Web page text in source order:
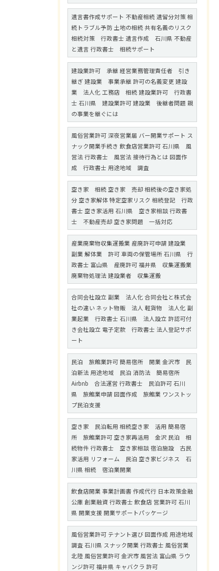
遺言書作成サポート 不動産相続 遺留分対策 相
続トラブル予防 土地の相続 共有名義のリスク
相続対策 行政書士 遺言作成 石川県 不動産
と遺言 行政書士 相続サポート
建設業許可 承継 経営業務管理責任者 引き
継ぎ 建設業 事業承継 許可の名義変更 建設
業 法人化 工務店 相続 建設業許可 行政書
士 石川県 建設業許可 建設業 後継者問題 親
の事業を継ぐには
風俗営業許可 深夜営業届 バー開業サポート ス
ナック開業手続き 飲食店営業許可 石川県 風
営法 行政書士 風営法 接待行為とは 図面作
成 行政書士 用途地域 調査
空き家 相続 空き家 売却 相続後の空き家処
分 空き家解体 特定空家リスク 相続登記 行政
書士 空き家活用 石川県 空き家相談 行政書
士 不動産売却 空き家問題 一括対応
産業廃棄物収集運搬業 産廃許可申請 建設業
副業 解体業 許可 車両の保管場所 石川県 行
政書士 富山県 産廃許可 福井県 収集運搬業
廃棄物処理法 建設業者 収集運搬
合同会社設立 副業 法人化 合同会社と株式会
社の違い ネット物販 法人 軽貨物 法人化 副
業起業 行政書士 石川県 法人設立 許認可付
き会社設立 電子定款 行政書士 法人登記サポ
ート
民泊 旅館業許可 簡易宿所 開業 金沢市 民
泊新法 用途地域 民泊 消防法 簡易宿所
Airbnb 合法運営 行政書士 民泊許可 石川
県 旅館業申請 図面作成 旅館業 ワンストッ
プ民泊支援
空き家 民泊転用 相続空き家 活用 簡易宿
所 旅館業許可 空き家再活用 金沢 民泊 相
続物件 行政書士 空き家相談 宿泊施設 古民
家活用 リフォーム 民泊 空き家ビジネス 石
川県 相続 宿泊業開業
飲食店開業 事業計画書 作成代行 日本政策金融
公庫 創業融資 行政書士 飲食店 営業許可 石川
県 開業支援 開業サポートパッケージ
風俗営業許可 テナント選び 図面作成 用途地域
調査 石川県 スナック開業 行政書士 風俗営業
北陸 風俗営業許可 金沢市 風営法 富山県 ラウ
ンジ許可 福井県 キャバクラ 許可